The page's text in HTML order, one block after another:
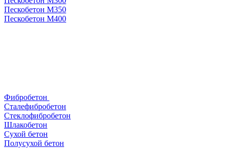
Пескобетон М350
Пескобетон М400
Фибробетон
Сталефибробетон
Стеклофибробетон
Шлакобетон
Сухой бетон
Полусухой бетон